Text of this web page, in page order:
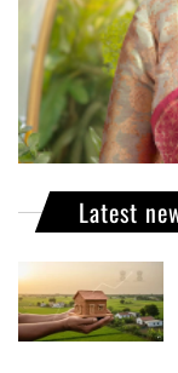
Latest